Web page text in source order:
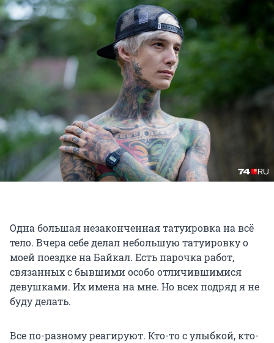
Одна большая незаконченная татуировка на всё
тело. Вчера себе делал небольшую татуировку о
моей поездке на Байкал. Есть парочка работ,
связанных с бывшими особо отличившимися
девушками. Их имена на мне. Но всех подряд я не
буду делать.
Все по-разному реагируют. Кто-то с улыбкой, кто-